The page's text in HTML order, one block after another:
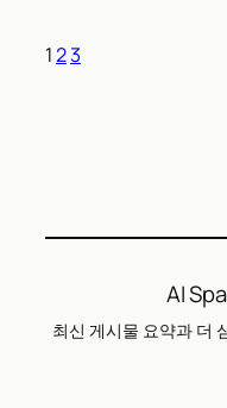
123
AI
최신 게시물 요약과 더